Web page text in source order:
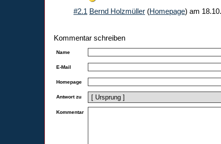
#2.1 Bernd Holzmüller (Homepage) am
Kommentar schreiben
Name
E-Mail
Homepage
Antwort zu
Kommentar